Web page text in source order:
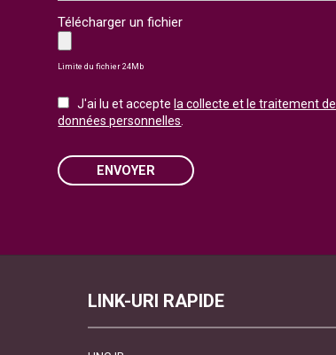
Télécharger un fichier
Limite du fichier 24Mb
J'ai lu et accepte la collecte et le traitement de
données personnelles
ENVOYER
LINK-URI RAPIDE